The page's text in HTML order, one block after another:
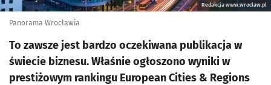
Redakcja www.wroclaw.pl
Panorama Wrocławia
To zawsze jest bardzo oczekiwana publikacja w
świecie biznesu. Właśnie ogłoszono wyniki w
prestiżowym rankingu European Cities & Regions